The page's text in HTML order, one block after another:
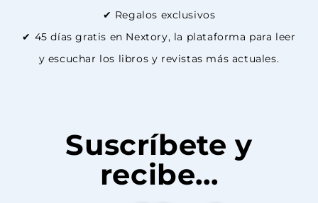
Suscríbete y
recibe...
✔ Regalos exclusivos
✔ 45 días gratis en Nextory, la plataforma para leer
y escuchar los libros y revistas más actuales.